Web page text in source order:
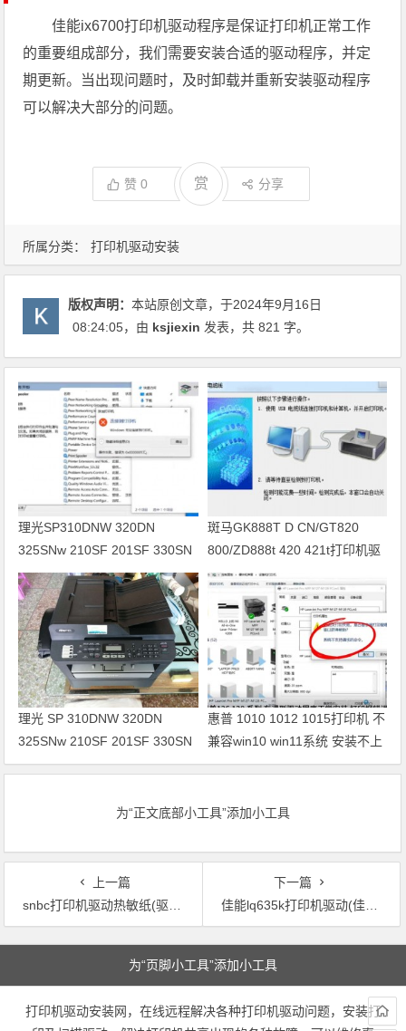
所属分类： 打印机驱动安装
佳能ix6700打印机驱动程序是保证打印机正常工作
的重要组成部分，我们需要安装合适的驱动程序，并定
期更新。当出现问题时，及时卸载并重新安装驱动程序
可以解决大部分的问题。
赞0 赏 分享
版权声明：本站原创文章，于2024年9月16日
08:24:05，由 ksjiexin 发表，共 821 字。
理光SP310DNW 320DN
325SNw 210SF 201SF 330SN
打印机驱动安装
斑马GK888T D CN/GT820
800/ZD888t 420 421t打印机驱
动软件安装
理光 SP 310DNW 320DN
325SNw 210SF 201SF 330SN
打印机驱动安装
惠普 1010 1012 1015打印机 不
兼容win10 win11系统 安装不上
打印机
为“正文底部小工具”添加小工具
上一篇
snbc打印机驱动热敏纸(驱动你的SNBC热敏打印机：完美纸张印刷)
下一篇
佳能lq635k打印机驱动(佳能LQ635K打印机的最新驱动下载及使用教程)
文章导航
为“页脚小工具”添加小工具
打印机驱动安装网，在线远程解决各种打印机驱动问题，安装打